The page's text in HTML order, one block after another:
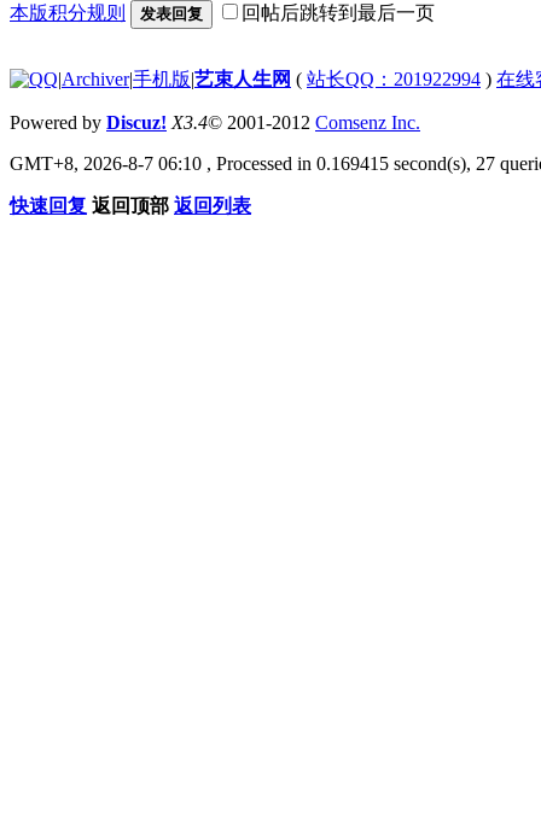
本版积分规则 发表回复 回帖后跳转到最后一页
|Archiver|手机版|艺束人生网 ( 站长QQ：201922994 ) 在线
Powered by Discuz! X3.4© 2001-2012 Comsenz Inc.
GMT+8, 2026-8-7 06:10 , Processed in 0.169415 second(s), 27
快速回复 返回顶部 返回列表